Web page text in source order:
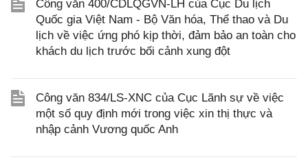
Công văn 400/CDLQGVN-LH của Cục Du lịch
Quốc gia Việt Nam - Bộ Văn hóa, Thể thao và Du
lịch về việc ứng phó kịp thời, đảm bảo an toàn cho
khách du lịch trước bối cảnh xung đột
Công văn 834/LS-XNC của Cục Lãnh sự về việc
một số quy định mới trong việc xin thị thực và
nhập cảnh Vương quốc Anh